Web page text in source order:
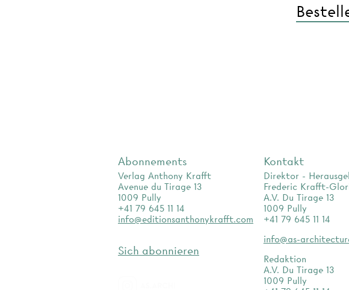
Abonnements
Verlag Anthony Krafft
Avenue du Tirage 13
1009 Pully
+41 79 645 11 14
info@editionsanthonykrafft.com
Sich abonnieren
Kontakt
Direktor -
Frederic Krafft-
A.V. Du Tirage 13
1009 Pully
+41 79 645 11 14
info@as-
Redaktion
A.V. Du Tirage 13
1009 Pully